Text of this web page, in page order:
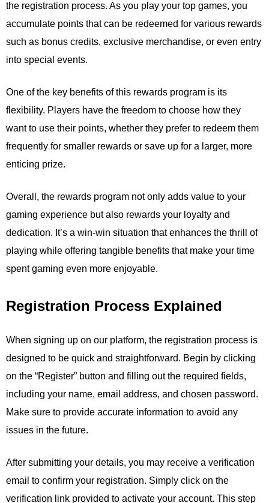
the registration process. As you play your top games, you
accumulate points that can be redeemed for various rewards
such as bonus credits, exclusive merchandise, or even entry
into special events.
One of the key benefits of this rewards program is its
flexibility. Players have the freedom to choose how they
want to use their points, whether they prefer to redeem them
frequently for smaller rewards or save up for a larger, more
enticing prize.
Overall, the rewards program not only adds value to your
gaming experience but also rewards your loyalty and
dedication. It’s a win-win situation that enhances the thrill of
playing while offering tangible benefits that make your time
spent gaming even more enjoyable.
Registration Process Explained
When signing up on our platform, the registration process is
designed to be quick and straightforward. Begin by clicking
on the “Register” button and filling out the required fields,
including your name, email address, and chosen password.
Make sure to provide accurate information to avoid any
issues in the future.
After submitting your details, you may receive a verification
email to confirm your registration. Simply click on the
verification link provided to activate your account. This step